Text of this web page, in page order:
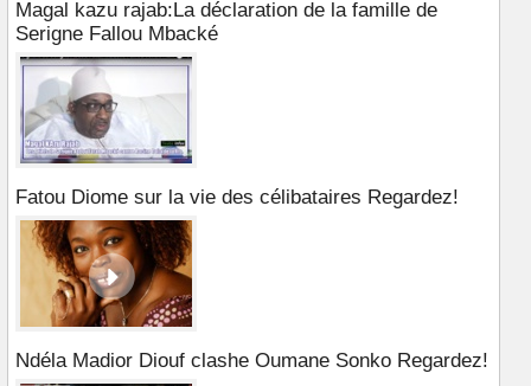
Magal kazu rajab:La déclaration de la famille de
Serigne Fallou Mbacké
Fatou Diome sur la vie des célibataires Regardez!
Ndéla Madior Diouf clashe Oumane Sonko Regardez!